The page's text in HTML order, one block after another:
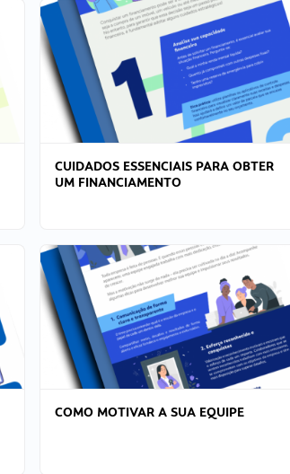
CUIDADOS ESSENCIAIS PARA OBTER
UM FINANCIAMENTO
COMO MOTIVAR A SUA EQUIPE